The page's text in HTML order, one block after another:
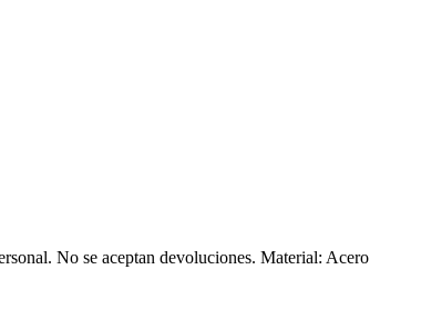
No se aceptan devoluciones. Material: Acero